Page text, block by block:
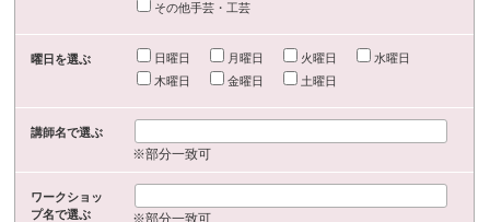
その他手芸・工芸
曜日を選ぶ 日曜日 月曜日 火曜日
水曜日
木曜日
金曜日 土曜日
講師名で選ぶ
※部分一致可
ワークショッ
プ名で選ぶ
※部分一致可